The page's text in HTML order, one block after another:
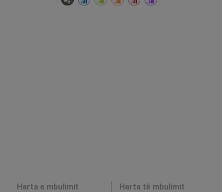
Harta e mbulimit
Harta të mbulimit